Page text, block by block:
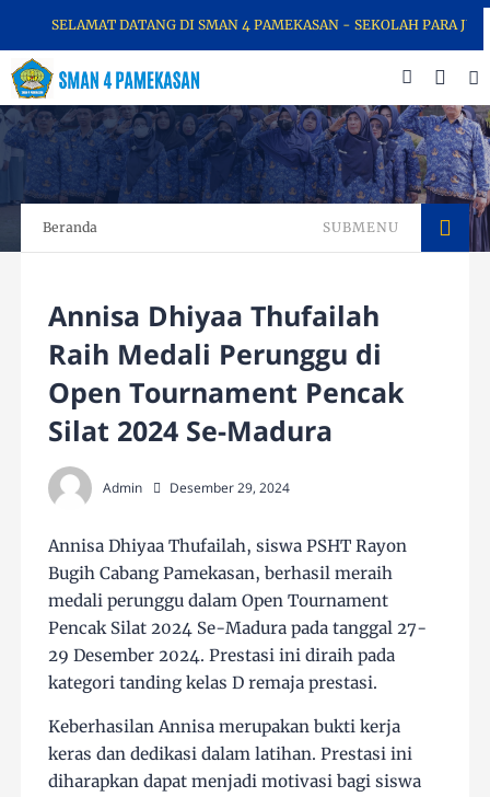
SELAMAT DATANG DI SMAN 4 PAMEKASAN - SEKOLAH PARA JUARA
Beranda SUBMENU
Annisa Dhiyaa Thufailah
Raih Medali Perunggu di
Open Tournament Pencak
Silat 2024 Se-Madura
Admin Desember 29, 2024
Annisa Dhiyaa Thufailah, siswa PSHT Rayon
Bugih Cabang Pamekasan, berhasil meraih
medali perunggu dalam Open Tournament
Pencak Silat 2024 Se-Madura pada tanggal 27-
29 Desember 2024. Prestasi ini diraih pada
kategori tanding kelas D remaja prestasi.
Keberhasilan Annisa merupakan bukti kerja
keras dan dedikasi dalam latihan. Prestasi ini
diharapkan dapat menjadi motivasi bagi siswa